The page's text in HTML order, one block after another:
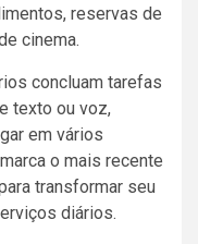
reservas de
cinema.
concluam tarefas
texto ou voz,
em vários
o mais recente
transformar seu
diários.